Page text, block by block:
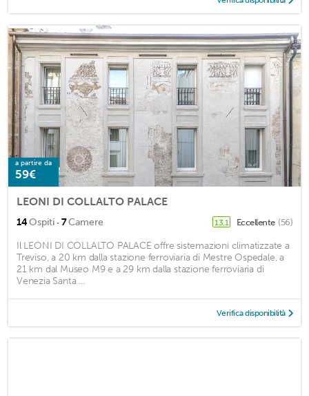
a partire da
59€
LEONI DI COLLALTO PALACE
14Ospiti · 7Camere 13,1 Eccellente (56)
Il LEONI DI COLLALTO PALACE offre sistemazioni climatizzate a
Treviso, a 20 km dalla stazione ferroviaria di Mestre Ospedale, a
21 km dal Museo M9 e a 29 km dalla stazione ferroviaria di
Venezia Santa ...
Verifica disponibilità